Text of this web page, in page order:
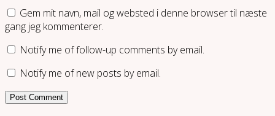
Gem mit navn, mail og websted i denne browser til næste
gang jeg kommenterer.
Notify me of follow-up comments by email.
Notify me of new posts by email.